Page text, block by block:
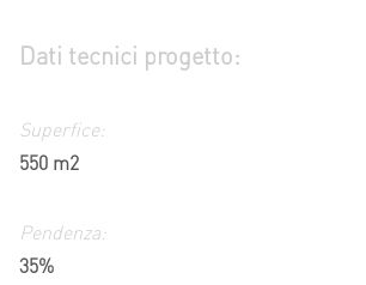
Dati tecnici progetto:
Superfice:
550 m2
Pendenza:
35%